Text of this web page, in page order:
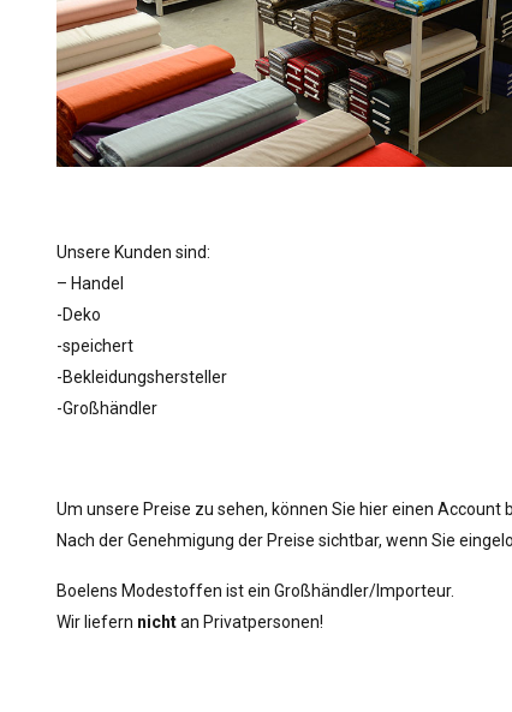
Unsere Kunden sind:
– Handel
-Deko
-speichert
-Bekleidungshersteller
-Großhändler
Um unsere Preise zu sehen, können Sie hier einen Account
Nach der Genehmigung der Preise sichtbar, wenn Sie
Boelens Modestoffen ist ein Großhändler/Importeur.
Wir liefern nichtan Privatpersonen!